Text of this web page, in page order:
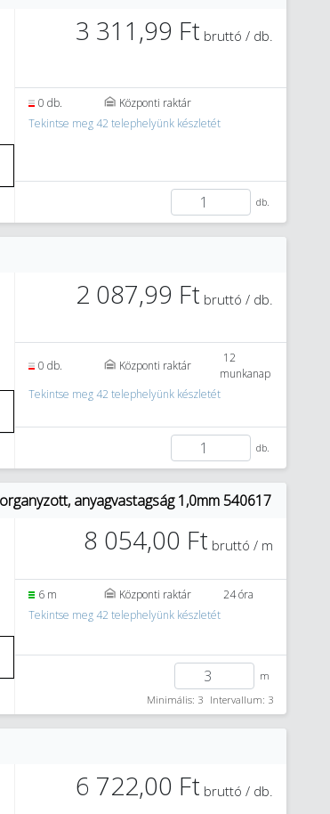
3 311,99 Ft bruttó / db.
0 db.
Központi raktár
Tekintse meg 42 telephelyünk készletét
db.
2 087,99 Ft bruttó / db.
0 db. Központi raktár
12
munkanap
Tekintse meg 42 telephelyünk készletét
db.
anyagvastagság 1,0mm 540617
8 054,00 Ft bruttó / m
6 m Központi raktár
24 óra
Tekintse meg 42 telephelyünk készletét
m
Minimális: 3 Intervallum: 3
6 722,00 Ft bruttó / db.